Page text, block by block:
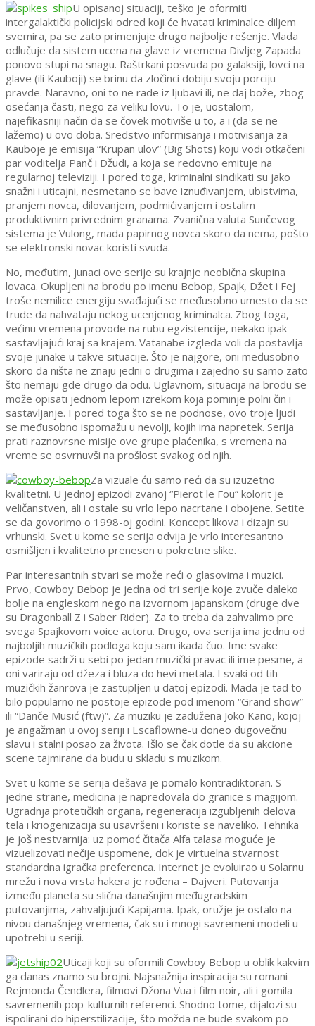
U opisanoj situaciji, teško je oformiti
intergalaktički policijski odred koji će hvatati kriminalce diljem
svemira, pa se zato primenjuje drugo najbolje rešenje. Vlada
odlučuje da sistem ucena na glave iz vremena Divljeg Zapada
ponovo stupi na snagu. Raštrkani posvuda po galaksiji, lovci na
glave (ili Kauboji) se brinu da zločinci dobiju svoju porciju
pravde. Naravno, oni to ne rade iz ljubavi ili, ne daj bože, zbog
osećanja časti, nego za veliku lovu. To je, uostalom,
najefikasniji način da se čovek motiviše u to, a i (da se ne
lažemo) u ovo doba. Sredstvo informisanja i motivisanja za
Kauboje je emisija “Krupan ulov” (Big Shots) koju vodi otkačeni
par voditelja Panč i Džudi, a koja se redovno emituje na
regularnoj televiziji. I pored toga, kriminalni sindikati su jako
snažni i uticajni, nesmetano se bave iznuđivanjem, ubistvima,
pranjem novca, dilovanjem, podmićivanjem i ostalim
produktivnim privrednim granama. Zvanična valuta Sunčevog
sistema je Vulong, mada papirnog novca skoro da nema, pošto
se elektronski novac koristi svuda.
No, međutim, junaci ove serije su krajnje neobična skupina
lovaca. Okupljeni na brodu po imenu Bebop, Spajk, Džet i Fej
troše nemilice energiju svađajući se međusobno umesto da se
trude da nahvataju nekog ucenjenog kriminalca. Zbog toga,
većinu vremena provode na rubu egzistencije, nekako ipak
sastavljajući kraj sa krajem. Vatanabe izgleda voli da postavlja
svoje junake u takve situacije. Što je najgore, oni međusobno
skoro da ništa ne znaju jedni o drugima i zajedno su samo zato
što nemaju gde drugo da odu. Uglavnom, situacija na brodu se
može opisati jednom lepom izrekom koja pominje polni čin i
sastavljanje. I pored toga što se ne podnose, ovo troje ljudi
se međusobno ispomažu u nevolji, kojih ima napretek. Serija
prati raznovrsne misije ove grupe plaćenika, s vremena na
vreme se osvrnuvši na prošlost svakog od njih.
Za vizuale ću samo reći da su izuzetno
kvalitetni. U jednoj epizodi zvanoj “Pierot le Fou” kolorit je
veličanstven, ali i ostale su vrlo lepo nacrtane i obojene. Setite
se da govorimo o 1998-oj godini. Koncept likova i dizajn su
vrhunski. Svet u kome se serija odvija je vrlo interesantno
osmišljen i kvalitetno prenesen u pokretne slike.
Par interesantnih stvari se može reći o glasovima i muzici.
Prvo, Cowboy Bebop je jedna od tri serije koje zvuče daleko
bolje na engleskom nego na izvornom japanskom (druge dve
su Dragonball Z i Saber Rider). Za to treba da zahvalimo pre
svega Spajkovom voice actoru. Drugo, ova serija ima jednu od
najboljih muzičkih podloga koju sam ikada čuo. Ime svake
epizode sadrži u sebi po jedan muzički pravac ili ime pesme, a
oni variraju od džeza i bluza do hevi metala. I svaki od tih
muzičkih žanrova je zastupljen u datoj epizodi. Mada je tad to
bilo popularno ne postoje epizode pod imenom “Grand show”
ili “Danče Musić (ftw)”. Za muziku je zadužena Joko Kano, kojoj
je angažman u ovoj seriji i Escaflowne-u doneo dugovečnu
slavu i stalni posao za života. Išlo se čak dotle da su akcione
scene tajmirane da budu u skladu s muzikom.
Svet u kome se serija dešava je pomalo kontradiktoran. S
jedne strane, medicina je napredovala do granice s magijom.
Ugradnja protetičkih organa, regeneracija izgubljenih delova
tela i kriogenizacija su usavršeni i koriste se naveliko. Tehnika
je još nestvarnija: uz pomoć čitača Alfa talasa moguće je
vizuelizovati nečije uspomene, dok je virtuelna stvarnost
standardna igračka preferenca. Internet je evoluirao u Solarnu
mrežu i nova vrsta hakera je rođena – Dajveri. Putovanja
između planeta su slična današnjim međugradskim
putovanjima, zahvaljujući Kapijama. Ipak, oružje je ostalo na
nivou današnjeg vremena, čak su i mnogi savremeni modeli u
upotrebi u seriji.
Uticaji koji su oformili Cowboy Bebop u oblik kakvim
ga danas znamo su brojni. Najsnažnija inspiracija su romani
Rejmonda Čendlera, filmovi Džona Vua i film noir, ali i gomila
savremenih pop-kulturnih referenci. Shodno tome, dijalozi su
ispolirani do hiperstilizacije, što možda ne bude svakom po